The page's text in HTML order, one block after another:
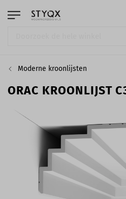
Moderne kroonlijsten
ORAC KROONLIJST